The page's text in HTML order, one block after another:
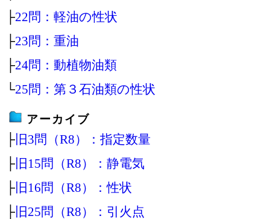
├22問：軽油の性状
├23問：重油
├24問：動植物油類
└25問：第３石油類の性状
アーカイブ
├ 旧3問（R8）：指定数量
├ 旧15問（R8）：静電気
├ 旧16問（R8）：性状
├ 旧25問（R8）：引火点